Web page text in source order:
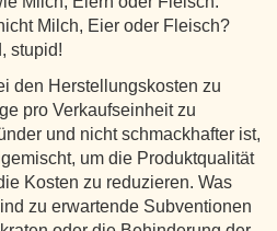
Milch, Eier oder Fleisch?
stupid!
den Herstellungskosten zu
pro Verkaufseinheit zu
und nicht schmackhafter ist,
um die Produktqualität
Kosten zu reduzieren. Was
zu erwartende Subventionen